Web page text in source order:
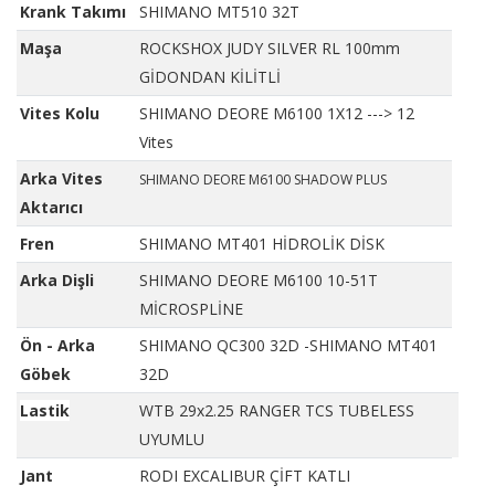
Krank Takımı
SHIMANO MT510 32T
Maşa
ROCKSHOX JUDY SILVER RL 100mm
GİDONDAN KİLİTLİ
Vites Kolu
SHIMANO DEORE M6100 1X12 ---> 12
Vites
Arka Vites
Aktarıcı
SHIMANO DEORE M6100 SHADOW PLUS
Fren
SHIMANO MT401 HİDROLİK DİSK
Arka Dişli
SHIMANO DEORE M6100 10-51T
MİCROSPLİNE
Ön - Arka
Göbek
SHIMANO QC300 32D -SHIMANO MT401
32D
Lastik
WTB 29x2.25 RANGER TCS TUBELESS
UYUMLU
Jant
RODI EXCALIBUR ÇİFT KATLI